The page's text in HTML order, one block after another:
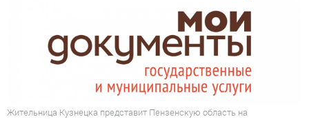
Жительница Кузнецка представит Пензенскую область на